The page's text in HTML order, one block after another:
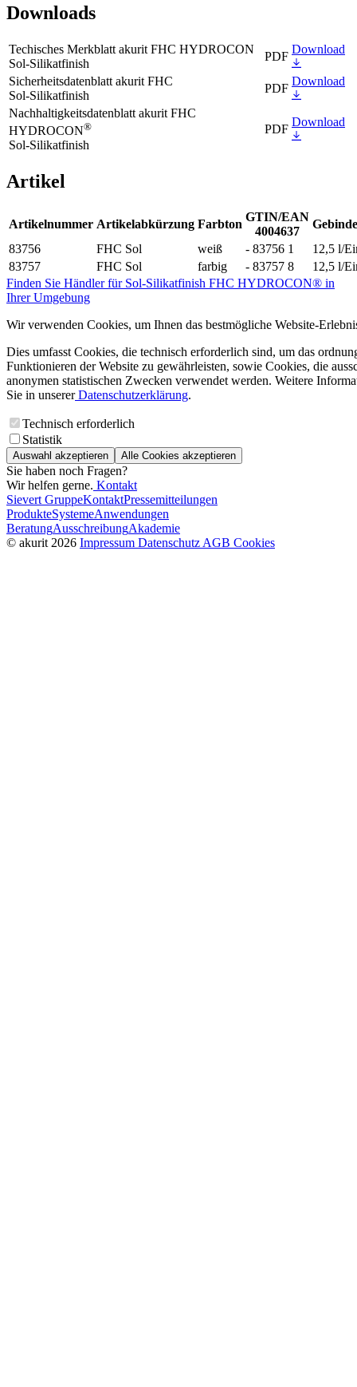
Downloads
Techisches Merkblatt akurit FHC HYDROCON
Sol-Silikatfinish
PDF
Download
Sicherheitsdatenblatt akurit FHC
Sol-Silikatfinish
PDF
Download
Nachhaltigkeitsdatenblatt akurit FHC
HYDROCON®
Sol-Silikatfinish
PDF
Download
Artikel
Artikelnummer Artikelabkürzung Farbton
GTIN/EAN
4004637
83756
FHC Sol weiß - 83756 1
12,5 l/
83757
FHC Sol farbig - 83757 8
12,5 l/
Finden Sie Händler für Sol-Silikatfinish FHC HYDROCON® in
Ihrer Umgebung
Wir verwenden Cookies, um Ihnen das bestmögliche Website-
Dies umfasst Cookies, die technisch erforderlich sind, um das
Funktionieren der Website zu gewährleisten, sowie Cookies, die
anonymen statistischen Zwecken verwendet werden. Weitere
Sie in unsererDatenschutzerklärung.
Technisch erforderlich
Statistik
Auswahl akzeptieren Alle Cookies akzeptieren
Sie haben noch Fragen?
Wir helfen gerne. Kontakt
Sievert GruppeKontaktPressemitteilungen
ProdukteSystemeAnwendungen
BeratungAusschreibungAkademie
© akurit 2026 Impressum DatenschutzAGB Cookies